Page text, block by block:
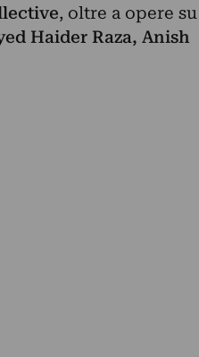
, oltre a opere
Haider Raza, Anish